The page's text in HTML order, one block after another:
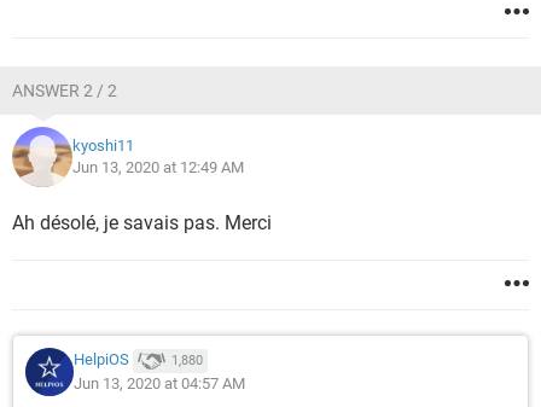
ANSWER 2 / 2
kyoshi11
Jun 13, 2020 at 12:49 AM
Ah désolé, je savais pas. Merci
HelpiOS 1,880
Jun 13, 2020 at 04:57 AM